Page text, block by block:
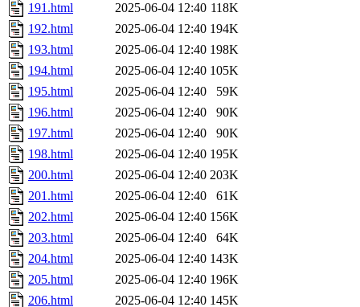
191.html
2025-06-04 12:40 118K
192.html
2025-06-04 12:40 194K
193.html
2025-06-04 12:40 198K
194.html
2025-06-04 12:40 105K
195.html
2025-06-04 12:40
59K
196.html
2025-06-04 12:40
90K
197.html
2025-06-04 12:40
90K
198.html
2025-06-04 12:40 195K
200.html
2025-06-04 12:40 203K
201.html
2025-06-04 12:40
61K
202.html
2025-06-04 12:40 156K
203.html
2025-06-04 12:40
64K
204.html
2025-06-04 12:40 143K
205.html
2025-06-04 12:40 196K
206.html
2025-06-04 12:40 145K